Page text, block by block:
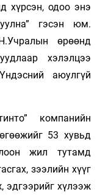
хүрсэн, одоо энэ
гэсэн юм.
өрөөнд
хэлэлцээ
аюулгүй
компанийн
53 хувьд
жил тутамд
зээлийн хүүг
эдгээрийг хүлээж